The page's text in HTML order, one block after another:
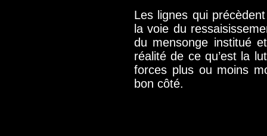
Les lignes qui
la voie du
du mensonge institué
réalité de ce qu’est la
forces plus ou moins
bon côté.